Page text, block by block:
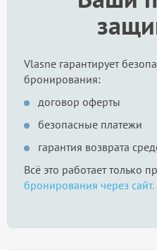
Vlasne гарантирует
бронирования:
договор оферты
безопасные платежи
гарантия возврата
Всё это работает только
бронирования через сайт.